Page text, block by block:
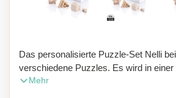
Das personalisierte Puzzle-Set Nelli
verschiedene Puzzles. Es wird in
Pinienholz mit einem Boden aus
Mehr